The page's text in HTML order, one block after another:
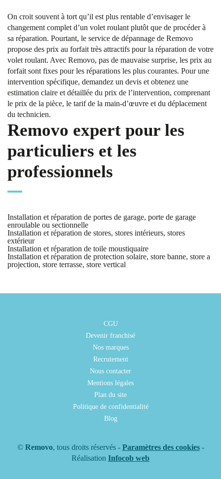
On croit souvent à tort qu’il est plus rentable d’envisager le
changement complet d’un volet roulant plutôt que de procéder à
sa réparation. Pourtant, le service de dépannage de Removo
propose des prix au forfait très attractifs pour la réparation de votre
volet roulant. Avec Removo, pas de mauvaise surprise, les prix au
forfait sont fixes pour les réparations les plus courantes. Pour une
intervention spécifique, demandez un devis et obtenez une
estimation claire et détaillée du prix de l’intervention, comprenant
le prix de la pièce, le tarif de la main-d’œuvre et du déplacement
du technicien.
Removo expert pour les
particuliers et les
professionnels
Installation et réparation de portes de garage, porte de garage
enroulable ou sectionnelle
Installation et réparation de stores, stores intérieurs, stores
extérieur
Installation et réparation de toile moustiquaire
Installation et réparation de protection solaire, store banne, store a
projection, store terrasse, store vertical
CGU
Devenir franchisé
Nos marques
Recrutement
Nous contacter
Mentions légales
Plan du site
Politique de confidentialité
Blog
© Removo, tous droits réservés - Paramètres des cookies-
Réalisation Infocob web